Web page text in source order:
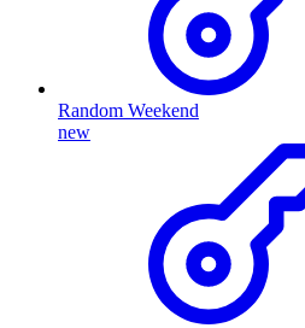
Random Weekend
new